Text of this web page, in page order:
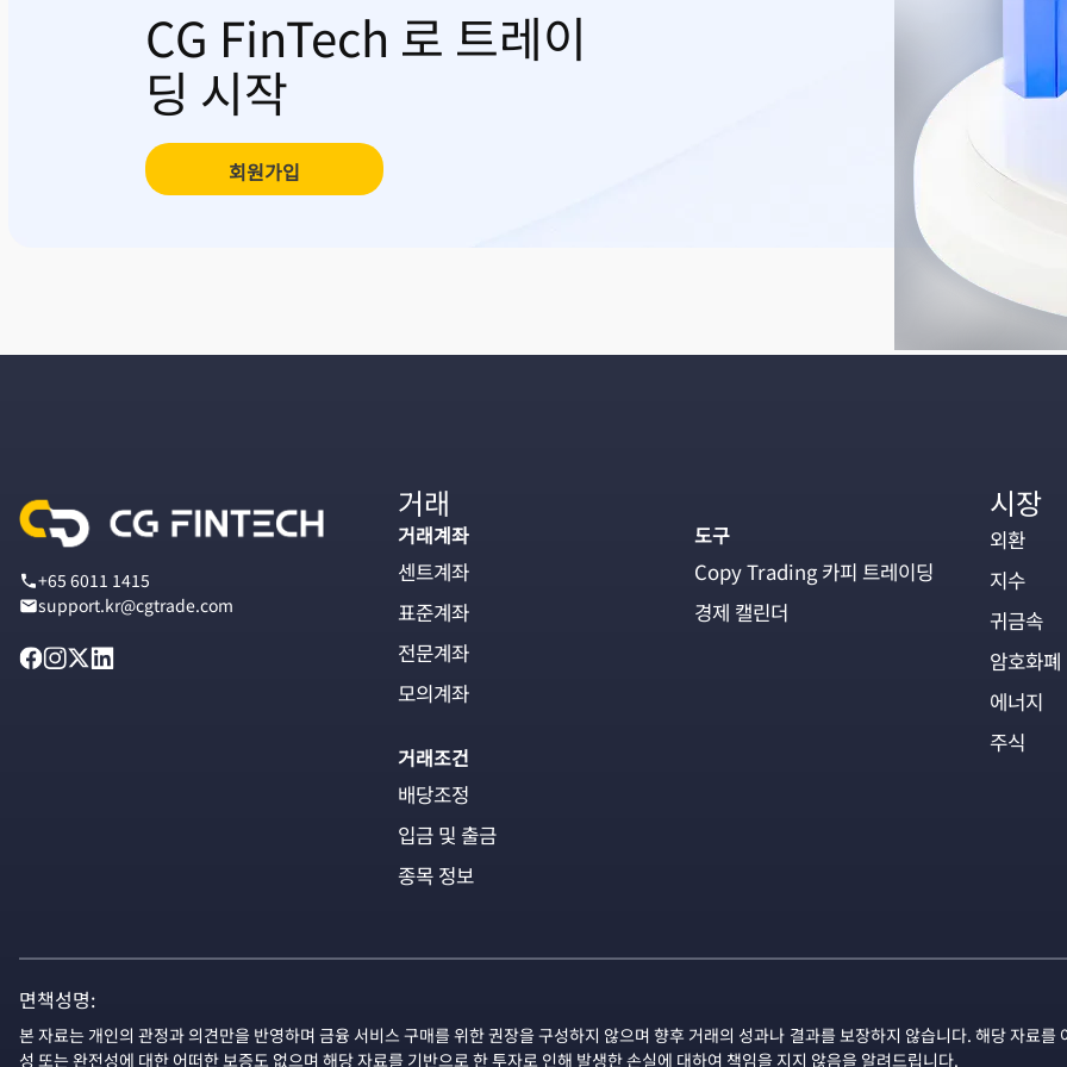
CG FinTech 로 트레이
딩 시작
회원가입
+65 6011 1415
support.kr@cgtrade.com
거래
거래계좌
센트계좌
표준계좌
전문계좌
모의계좌
거래조건
배당조정
입금 및 출금
종목 정보
도구
Copy Trading 카피 트레이딩
경제 캘린더
시장
외환
지수
귀금속
암호화폐
에너지
주식
면책성명:
본 자료는 개인의 관정과 의견만을 반영하며 금융 서비스 구매를 위한 권장을 구성하지 않으며 향후 거래의 성과나 결과를 보장하지 않습니다. 해당 자료
성 또는 완전성에 대한 어떠한 보증도 없으며 해당 자료를 기반으로 한 투자로 인해 발생한 손실에 대하여 책임을 지지 않음을 알려드립니다.